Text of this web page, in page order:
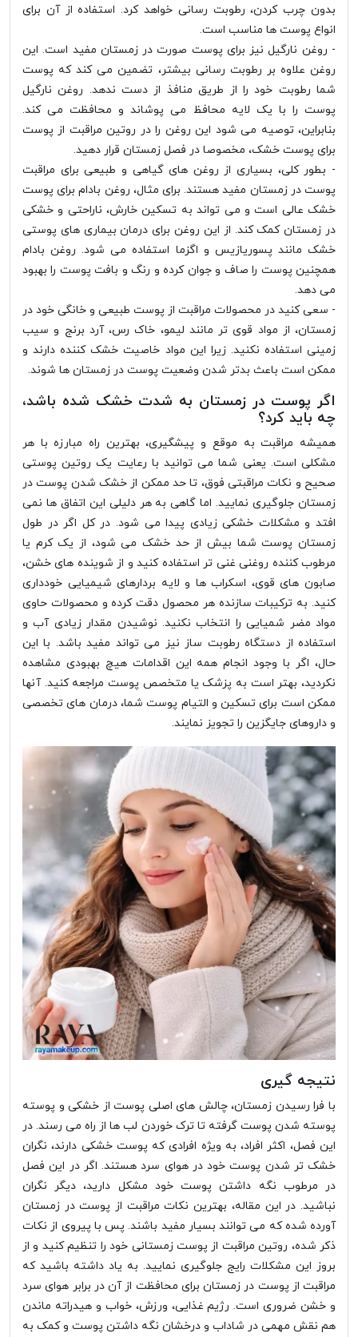
بدون چرب کردن، رطوبت رسانی خواهد کرد. استفاده از آن برای
انواع پوست ها مناسب است.
- روغن نارگیل نیز برای پوست صورت در زمستان مفید است. این
روغن علاوه بر رطوبت رسانی بیشتر، تضمین می کند که پوست
شما رطوبت خود را از طریق منافذ از دست ندهد. روغن نارگیل
پوست را با یک لایه محافظ می پوشاند و محافظت می کند.
بنابراین، توصیه می شود این روغن را در روتین مراقبت از پوست
برای پوست خشک، مخصوصا در فصل زمستان قرار دهید.
- بطور کلی، بسیاری از روغن های گیاهی و طبیعی برای مراقبت
پوست در زمستان مفید هستند. برای مثال، روغن بادام برای پوست
خشک عالی است و می تواند به تسکین خارش، ناراحتی و خشکی
در زمستان کمک کند. از این روغن برای درمان بیماری های پوستی
خشک مانند پسوریازیس و اگزما استفاده می شود. روغن بادام
همچنین پوست را صاف و جوان کرده و رنگ و بافت پوست را بهبود
می دهد.
- سعی کنید در محصولات مراقبت از پوست طبیعی و خانگی خود در
زمستان، از مواد قوی تر مانند لیمو، خاک رس، آرد برنج و سیب
زمینی استفاده نکنید. زیرا این مواد خاصیت خشک کننده دارند و
ممکن است باعث بدتر شدن وضعیت پوست در زمستان ها شوند.
اگر پوست در زمستان به شدت خشک شده باشد،
چه باید کرد؟
همیشه مراقبت به موقع و پیشگیری، بهترین راه مبارزه با هر
مشکلی است. یعنی شما می توانید با رعایت یک روتین پوستی
صحیح و نکات مراقبتی فوق، تا حد ممکن از خشک شدن پوست در
زمستان جلوگیری نمایید. اما گاهی به هر دلیلی این اتفاق ها نمی
افتد و مشکلات خشکی زیادی پیدا می شود. در کل اگر در طول
زمستان پوست شما بیش از حد خشک می شود، از یک کرم یا
مرطوب کننده روغنی غنی تر استفاده کنید و از شوینده های خشن،
صابون های قوی، اسکراب ها و لایه بردارهای شیمیایی خودداری
کنید. به ترکیبات سازنده هر محصول دقت کرده و محصولات حاوی
مواد مضر شمیایی را انتخاب نکنید. نوشیدن مقدار زیادی آب و
استفاده از دستگاه رطوبت ساز نیز می تواند مفید باشد. با این
حال، اگر با وجود انجام همه این اقدامات هیچ بهبودی مشاهده
نکردید، بهتر است به پزشک یا متخصص پوست مراجعه کنید. آنها
ممکن است برای تسکین و التیام پوست شما، درمان های تخصصی
و داروهای جایگزین را تجویز نمایند.
نتیجه گیری
با فرا رسیدن زمستان، چالش های اصلی پوست از خشکی و پوسته
پوسته شدن پوست گرفته تا ترک خوردن لب ها از راه می رسند. در
این فصل، اکثر افراد، به ویژه افرادی که پوست خشکی دارند، نگران
خشک تر شدن پوست خود در هوای سرد هستند. اگر در این فصل
در مرطوب نگه داشتن پوست خود مشکل دارید، دیگر نگران
نباشید. در این مقاله، بهترین نکات مراقبت از پوست در زمستان
آورده شده که می توانند بسیار مفید باشند. پس با پیروی از نکات
ذکر شده، روتین مراقبت از پوست زمستانی خود را تنظیم کنید و از
بروز این مشکلات رایج جلوگیری نمایید. به یاد داشته باشید که
مراقبت از پوست در زمستان برای محافظت از آن در برابر هوای سرد
و خشن ضروری است. رژیم غذایی، ورزش، خواب و هیدراته ماندن
هم نقش مهمی در شاداب و درخشان نگه داشتن پوست و کمک به